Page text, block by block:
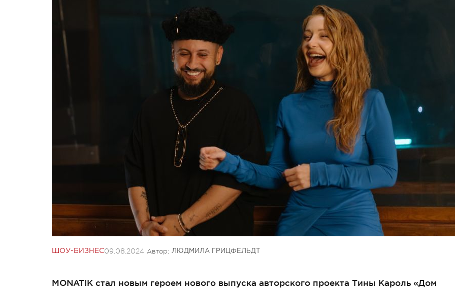
ШОУ-БИЗНЕС09.08.2024 Автор: ЛЮДМИЛА ГРИЦФЕЛЬДТ
MONATIK стал новым героем нового выпуска авторского проекта Тины Кароль «Дом